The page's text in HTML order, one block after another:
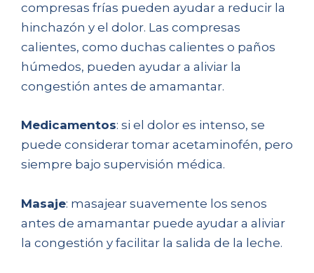
compresas frías pueden ayudar a reducir la
hinchazón y el dolor. Las compresas
calientes, como duchas calientes o paños
húmedos, pueden ayudar a aliviar la
congestión antes de amamantar.
Medicamentos: si el dolor es intenso, se
puede considerar tomar acetaminofén, pero
siempre bajo supervisión médica.
Masaje: masajear suavemente los senos
antes de amamantar puede ayudar a aliviar
la congestión y facilitar la salida de la leche.